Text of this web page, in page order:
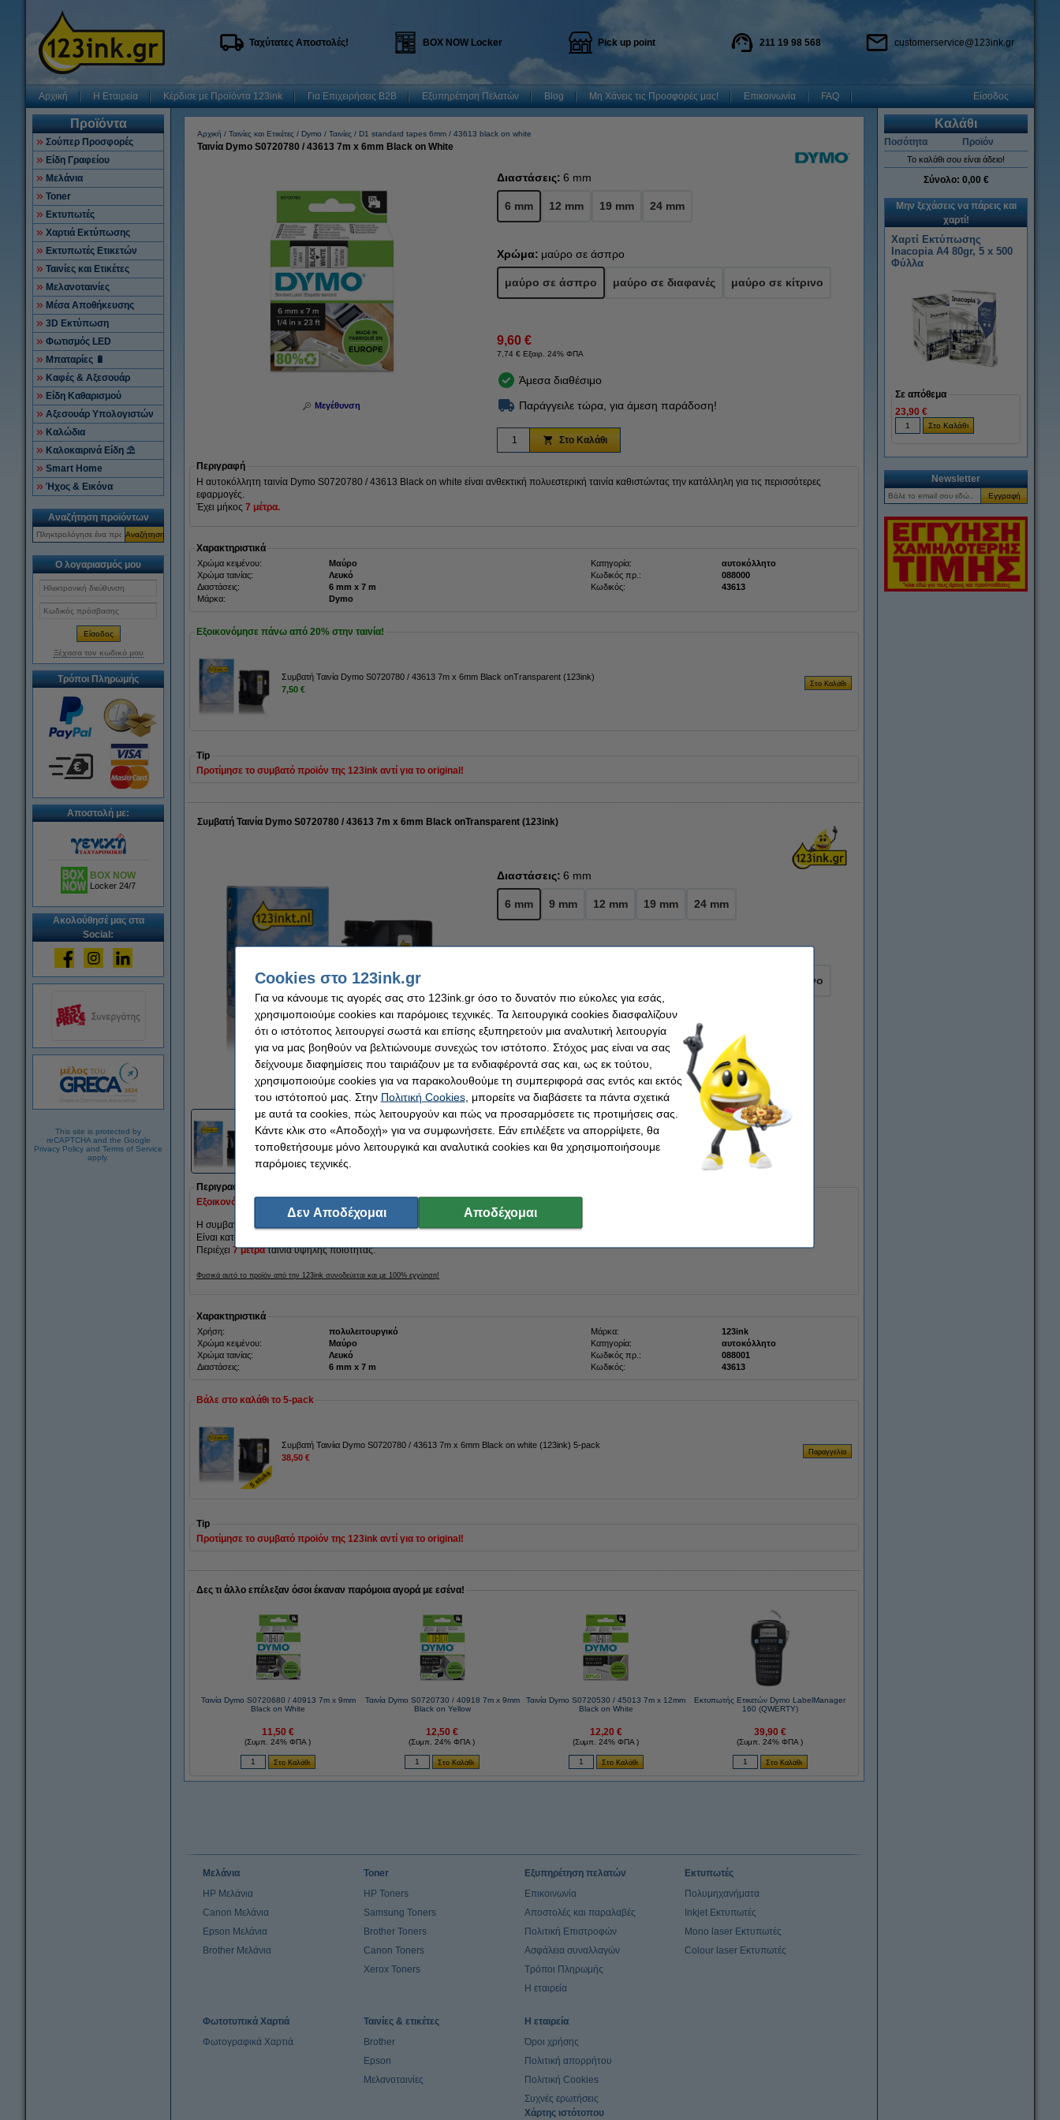
Ταχύτατες Αποστολές! BOX NOW Locker Pick up point 211 19 98 568 customerservice@123ink.gr
Αρχική Η Εταιρεία Κέρδισε με Προϊόντα 123ink Για Επιχειρήσεις B2B Εξυπηρέτηση Πελατών Blog Μη Χάνεις τις Προσφορές μας! Επικοινωνία FAQ Είσοδος
Προϊόντα
Σούπερ Προσφορές
Είδη Γραφείου
Μελάνια
Toner
Εκτυπωτές
Χαρτιά Εκτύπωσης
Εκτυπωτές Ετικετών
Ταινίες και Ετικέτες
Μελανοταινίες
Μέσα Αποθήκευσης
3D Εκτύπωση
Φωτισμός LED
Μπαταρίες 🔋
Καφές & Αξεσουάρ
Είδη Καθαρισμού
Αξεσουάρ Υπολογιστών
Καλώδια
Καλοκαιρινά Είδη ⛱
Smart Home
Ήχος & Εικόνα
Αναζήτηση προϊόντων
Αναζήτηση
Ο λογαριασμός μου
Ξέχασα τον κωδικό μου
Τρόποι Πληρωμής
Αποστολή με:
BOX NOW
Locker 24/7
Ακολούθησέ μας στα
Social:
This site is protected by
reCAPTCHA and the Google
Privacy Policy and Terms of Service
apply.
Αρχική Ταινίες και Ετικέτες Dymo Ταινίες D1 standard tapes 6mm 43613 black on white
Ταινία Dymo S0720780 / 43613 7m x 6mm Black on White
Μεγέθυνση
Διαστάσεις: 6 mm
6 mm 12 mm 19 mm 24 mm
Χρώμα: μαύρο σε άσπρο
μαύρο σε άσπρο μαύρο σε διαφανές μαύρο σε κίτρινο
9,60 €
7,74 € Εξαιρ. 24% ΦΠΑ
Άμεσα διαθέσιμο
Παράγγειλε τώρα, για άμεση παράδοση!
Στο Καλάθι
Περιγραφή
Η αυτοκόλλητη ταινία Dymo S0720780 / 43613 Black on white είναι ανθεκτική πολυεστερική ταινία καθιστώντας την κατάλληλη για τις περισσότερες
εφαρμογές.
Έχει μήκος 7 μέτρα.
Χαρακτηριστικά
Χρώμα κειμένου: Μαύρο Κατηγορία:
αυτοκόλλητο
Χρώμα ταινίας:
Λευκό Κωδικός πρ.:
088000
Διαστάσεις:
6 mm x 7 m Κωδικός:
43613
Μάρκα:
Dymo
Εξοικονόμησε πάνω από 20% στην ταινία!
Συμβατή Ταινία Dymo S0720780 / 43613 7m x 6mm Black onTransparent (123ink)
7,50 €
Tip
Προτίμησε το συμβατό προϊόν της 123ink αντί για το original!
Συμβατή Ταινία Dymo S0720780 / 43613 7m x 6mm Black onTransparent (123ink)
Μεγέθυνση Μεγέθυνση
Διαστάσεις: 6 mm
6 mm 9 mm 12 mm 19 mm 24 mm
μαύρο σε κίτρινο
7,50 €
6,05 € Εξαιρ. 24% ΦΠΑ
Άμεσα διαθέσιμο
Παράγγειλε τώρα, για άμεση παράδοση!
Στο Καλάθι
Περιγραφή
Εξοικονόμησε πάνω από
Η συμβατή ταινία Dymo S0720780 / 43613 Black on Transparent από την
ξεχωρίζει για την υψηλή ποιότητα και την αξιοπιστία της.
Είναι κατασκευασμένη από πιστοποιημένο κατασκευαστή ISO-9001 (άρα, σύμφωνα με τα υψηλότερα πρότυπα ποιότητας).
Περιέχει 7 μέτραταινία υψηλής ποιότητας.
Φυσικά αυτό το προϊόν από την 123ink συνοδεύεται και με 100% εγγύηση!
Χαρακτηριστικά
Χρήση: πολυλειτουργικό Μάρκα:
123ink
Χρώμα κειμένου:
Μαύρο Κατηγορία:
αυτοκόλλητο
Χρώμα ταινίας:
Λευκό Κωδικός πρ.:
088001
Διαστάσεις:
6 mm x 7 m Κωδικός: 43613
Βάλε στο καλάθι το 5-pack
Συμβατή Ταινίια Dymo S0720780 / 43613 7m x 6mm Black on white (123ink) 5-pack
38,50 €
Tip
Προτίμησε το συμβατό προϊόν της 123ink αντί για το original!
Δες τι άλλο επέλεξαν όσοι έκαναν παρόμοια αγορά με εσένα!
Ταινία Dymo S0720680 / 40913 7m x 9mm
Black on White
11,50 €
(Συμπ. 24% ΦΠΑ )
Ταινία Dymo S0720730 / 40918 7m x 9mm
Black on Yellow
12,50 €
(Συμπ. 24% ΦΠΑ )
Ταινία Dymo S0720530 / 45013 7m x 12mm
Black on White
12,20 €
(Συμπ. 24% ΦΠΑ )
Εκτυπωτής Ετικετών Dymo LabelManager
160 (QWERTY)
39,90 €
(Συμπ. 24% ΦΠΑ )
Καλάθι
Ποσότητα Προϊόν
Το καλάθι σου είναι άδειο!
Σύνολο: 0,00 €
Μην ξεχάσεις να πάρεις και
χαρτί!
Χαρτί Εκτύπωσης
Inacopia Α4 80gr, 5 x 500
Φύλλα
Σε απόθεμα
23,90 €
Newsletter
Μελάνια
HP Μελάνια
Canon Μελάνια
Epson Μελάνια
Brother Μελάνια
Toner
HP Toners
Samsung Toners
Brother Toners
Canon Toners
Xerox Toners
Εξυπηρέτηση πελατών
Επικοινωνία
Αποστολές και παραλαβές
Πολιτική Επιστροφών
Ασφάλεια συναλλαγών
Τρόποι Πληρωμής
Η εταιρεία
Εκτυπωτές
Πολυμηχανήματα
Inkjet Εκτυπωτές
Mono laser Εκτυπωτές
Colour laser Εκτυπωτές
Φωτοτυπικά Χαρτιά
Φωτογραφικά Χαρτιά
Ταινίες & ετικέτες
Brother
Epson
Μελανοταινίες
Η εταιρεία
Όροι χρήσης
Πολιτική απορρήτου
Πολιτική Cookies
Συχνές ερωτήσεις
Χάρτης ιστότοπου
Cookies στο 123ink.gr
Για να κάνουμε τις αγορές σας στο 123ink.gr όσο το δυνατόν πιο εύκολες για εσάς,
χρησιμοποιούμε cookies και παρόμοιες τεχνικές. Τα λειτουργικά cookies διασφαλίζουν
ότι ο ιστότοπος λειτουργεί σωστά και επίσης εξυπηρετούν μια αναλυτική λειτουργία
για να μας βοηθούν να βελτιώνουμε συνεχώς τον ιστότοπο. Στόχος μας είναι να σας
δείχνουμε διαφημίσεις που ταιριάζουν με τα ενδιαφέροντά σας και, ως εκ τούτου,
χρησιμοποιούμε cookies για να παρακολουθούμε τη συμπεριφορά σας εντός και εκτός
του ιστότοπού μας. Στην Πολιτική Cookies, μπορείτε να διαβάσετε τα πάντα σχετικά
με αυτά τα cookies, πώς λειτουργούν και πώς να προσαρμόσετε τις προτιμήσεις σας.
Κάντε κλικ στο «Αποδοχή» για να συμφωνήσετε. Εάν επιλέξετε να απορρίψετε, θα
τοποθετήσουμε μόνο λειτουργικά και αναλυτικά cookies και θα χρησιμοποιήσουμε
παρόμοιες τεχνικές.
Δεν Αποδέχομαι Αποδέχομαι